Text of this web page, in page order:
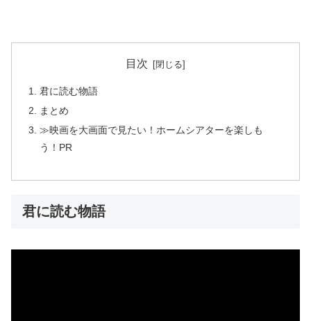
目次
君に読む物語
まとめ
≫映画を大画面で見たい！ホームシアターを楽しも
う！PR
君に読む物語